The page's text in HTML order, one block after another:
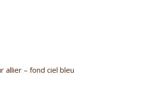
allier – fond ciel bleu